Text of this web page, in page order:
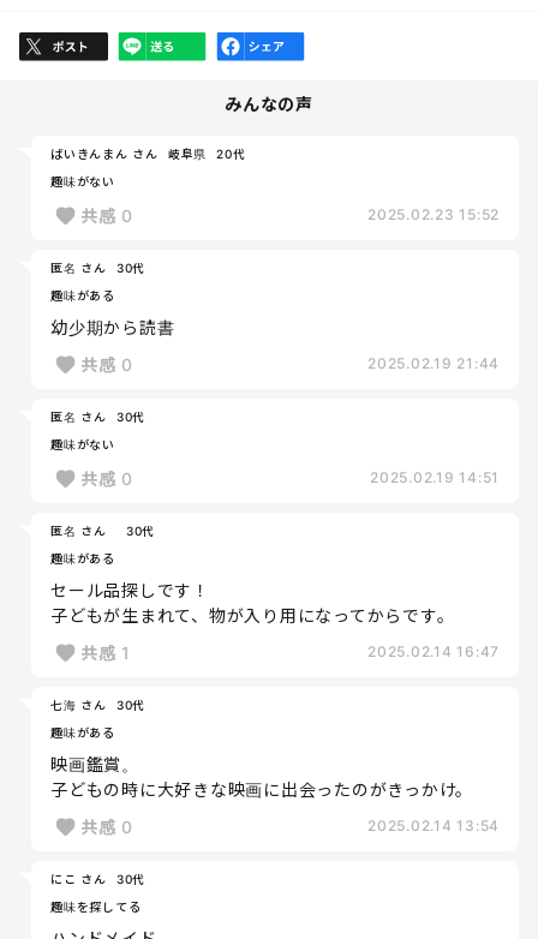
みんなの声
ばいきんまん さん 岐阜県
20代
趣味がない
共感 0 2025.02.23 15:52
匿名 さん
30代
趣味がある
幼少期から読書
共感 0 2025.02.19 21:44
匿名 さん
30代
趣味がない
共感 0 2025.02.19 14:51
匿名 さん
30代
趣味がある
セール品探しです！
子どもが生まれて、物が入り用になってからです。
共感 1 2025.02.14 16:47
七海 さん
30代
趣味がある
映画鑑賞。
子どもの時に大好きな映画に出会ったのがきっかけ。
共感 0 2025.02.14 13:54
にこ さん
30代
趣味を探してる